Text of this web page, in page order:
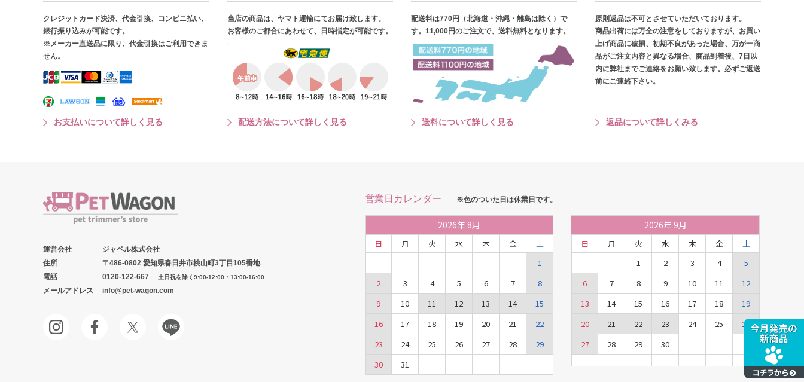
クレジットカード決済、代金引換、コンビニ払い、
銀行振り込みが可能です。
※メーカー直送品に限り、代金引換はご利用できま
せん。
お支払いについて詳しく見る
当店の商品は、ヤマト運輸にてお届け致します。
お客様のご都合にあわせて、日時指定が可能です。
配送方法について詳しく見る
配送料は770円（北海道・沖縄・離島は除く）で
す。11,000円のご注文で、送料無料となります。
送料について詳しく見る
原則返品は不可とさせていただいております。
商品出荷には万全の注意をしておりますが、お買い
上げ商品に破損、初期不良があった場合、万が一商
品がご注文内容と異なる場合、商品到着後、7日以
内に弊社までご連絡をお願い致します。必ずご返送
前にご連絡下さい。
返品について詳しくみる
運営会社
ジャペル株式会社
住所
〒486-0802 愛知県春日井市桃山町3丁目105番地
電話
0120-122-667 土日祝を除く9:00-12:00・13:00-16:00
メールアドレス info@pet-wagon.com
営業日カレンダー ※色のついた日は休業日です。
2026年 8月
日 月 火 水 木 金
土
1
2
3 4 5 6 7
8
9
10 11 12 13 14
15
16
17 18 19 20 21
22
23
24 25 26 27 28
29
30
31
2026年 9月
日 月 火 水 木 金
土
1
2 3 4
5
6
7 8 9 10 11
12
13
14 15 16 17 18
19
20
21 22 23 24 25
26
27
28 29 30